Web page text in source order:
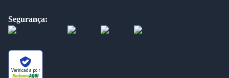
Segurança:
Verificada por